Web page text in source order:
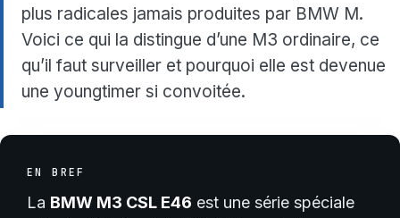
plus radicales jamais produites par BMW M.
Voici ce qui la distingue d’une M3 ordinaire, ce
qu’il faut surveiller et pourquoi elle est devenue
une youngtimer si convoitée.
EN BREF
La BMW M3 CSL E46 est une série spéciale